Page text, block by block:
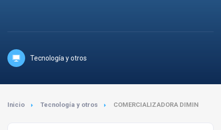
Tecnología y otros
Inicio Tecnología y otros COMERCIALIZADORA DIMIN